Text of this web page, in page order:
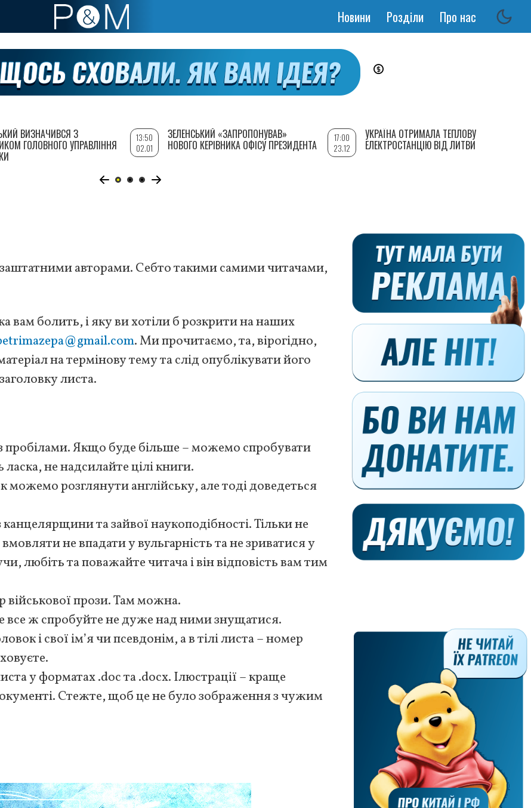
Основная
Новини Розділи Про нас
авторами. Себто такими самими читачами,
вам болить, і яку ви хотіли б розкрити на наших
. Ми прочитаємо, та, вірогідно,
на термінову тему та слід опублікувати його
листа.
з пробілами. Якщо буде більше – можемо спробувати
ласка, не надсилайте цілі книги.
можемо розглянути англійську, але тоді доведеться
та зайвої наукоподібності. Тільки не
не впадати у вульгарність та не зриватися у
любіть та поважайте читача і він відповість вам тим
військової прози. Там можна.
все ж спробуйте не дуже над ними знущатися.
і свої ім’я чи псевдонім, а в тілі листа – номер
у форматах .doc та .docx. Ілюстрації – краще
Стежте, щоб це не було зображення з чужим
ВИЗНАЧИВСЯ З
ГОЛОВНОГО УПРАВЛІННЯ
13:50
02.01
ЗЕЛЕНСЬКИЙ «ЗАПРОПОНУВАВ»
НОВОГО КЕРІВНИКА ОФІСУ ПРЕЗИДЕНТА
17:00
23.12
УКРАЇНА ОТРИМАЛА ТЕПЛОВУ
ЕЛЕКТРОСТАНЦІЮ ВІД ЛИТВИ